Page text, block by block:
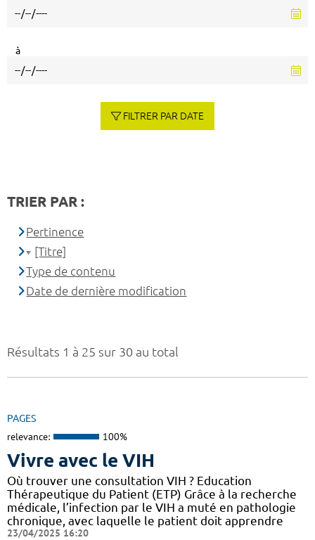
Résultats 1 à 25 sur 30 au total
PAGES
relevance: 100%
Vivre avec le VIH
Où trouver une consultation VIH ? Education
Thérapeutique du Patient (ETP) Grâce à la recherche
médicale, l’infection par le VIH a muté en pathologie
chronique, avec laquelle le patient doit apprendre
23/04/2025 16:20
à
FILTRER PAR DATE
TRIER PAR :
Pertinence
[Titre]
Type de contenu
Date de dernière modification